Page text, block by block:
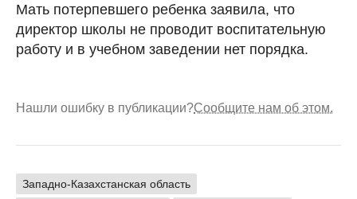
Мать потерпевшего ребенка заявила, что
директор школы не проводит воспитательную
работу и в учебном заведении нет порядка.
Нашли ошибку в публикации?Сообщите нам об этом.
Западно-Казахстанская область